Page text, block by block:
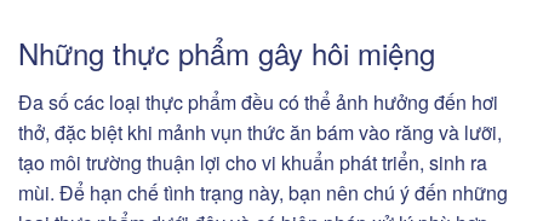
Những thực phẩm gây hôi miệng
Đa số các loại thực phẩm đều có thể ảnh hưởng đến hơi
thở, đặc biệt khi mảnh vụn thức ăn bám vào răng và lưỡi,
tạo môi trường thuận lợi cho vi khuẩn phát triển, sinh ra
mùi. Để hạn chế tình trạng này, bạn nên chú ý đến những